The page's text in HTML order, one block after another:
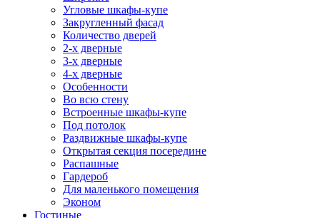
Угловые шкафы-купе
Закругленный фасад
Количество дверей
2-х дверные
3-х дверные
4-х дверные
Особенности
Во всю стену
Встроенные шкафы-купе
Под потолок
Раздвижные шкафы-купе
Открытая секция посередине
Распашные
Гардероб
Для маленького помещения
Эконом
Гостиные